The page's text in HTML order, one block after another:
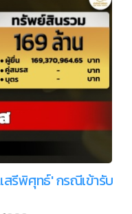
สรีพิศุทธ์' กรณีเข้ารับ